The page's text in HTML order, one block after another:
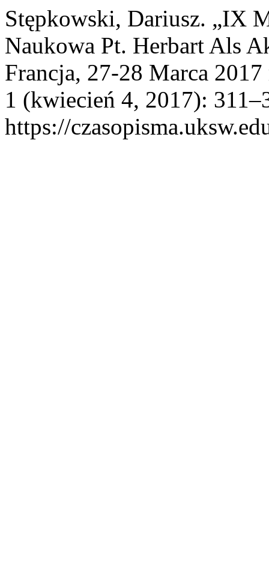
Stępkowski, Dariusz. „IX
Naukowa Pt. Herbart Als
Francja, 27-28 Marca
1 (kwiecień 4, 2017):
https://